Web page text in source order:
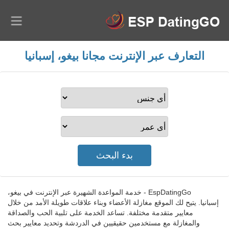
التعارف عبر الإنترنت مجانا بيغو، إسبانيا
EspDatingGo - خدمة المواعدة الشهيرة عبر الإنترنت في بيغو،
إسبانيا. يتيح لك الموقع مغازلة الأعضاء وبناء علاقات طويلة الأمد من خلال
معايير متقدمة مختلفة. تساعد الخدمة على تلبية الحب والصداقة
والمغازلة مع مستخدمين حقيقيين في الدردشة وتحديد معايير بحث